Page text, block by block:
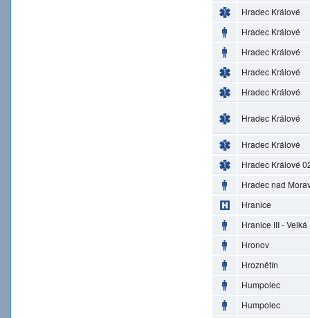
Hradec Králové
Hradec Králové
Hradec Králové
Hradec Králové
Hradec Králové
Hradec Králové
Hradec Králové
Hradec Králové
Hradec nad
Hranice
Hranice III - Velká
Hronov
Hroznětín
Humpolec
Humpolec